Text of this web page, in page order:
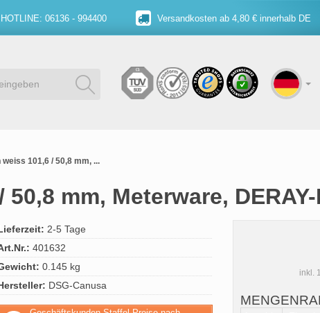
HOTLINE: 06136 - 994400 Versandkosten ab 4,80 € innerhalb DE
101,6 / 50,8 mm, ...
mm, Meterware, DERAY-
2-5 Tage
401632
0.145 kg
DSG-Canusa
inkl.